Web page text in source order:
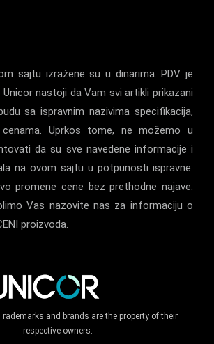
sajtu izražene su u dinarima. PDV je
nastoji da Vam svi artikli prikazani
sa ispravnim nazivima specifikacija,
Uprkos tome, ne možemo u
da su sve navedene informacije i
na ovom sajtu u potpunosti ispravne.
promene cene bez prethodne najave.
Vas nazovite nas za informaciju o
proizvoda.
and brands are the property of their
respective owners.